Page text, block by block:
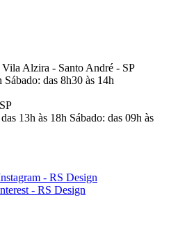
Vila Alzira - Santo André - SP
Sábado: das 8h30 às 14h
13h às 18h Sábado: das 09h às